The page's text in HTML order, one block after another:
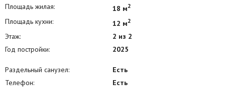
Площадь жилая: 18 м2
Площадь кухни: 12 м2
Этаж:
2 из 2
Год постройки:
2025
Раздельный санузел:
Есть
Телефон:
Есть